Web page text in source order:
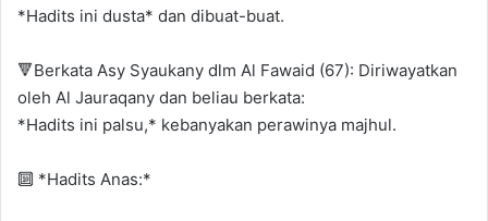
*Hadits ini dusta* dan dibuat-buat.
🔻Berkata Asy Syaukany dlm Al Fawaid (67): Diriwayatkan
oleh Al Jauraqany dan beliau berkata:
*Hadits ini palsu,* kebanyakan perawinya majhul.
🔟 *Hadits Anas:*